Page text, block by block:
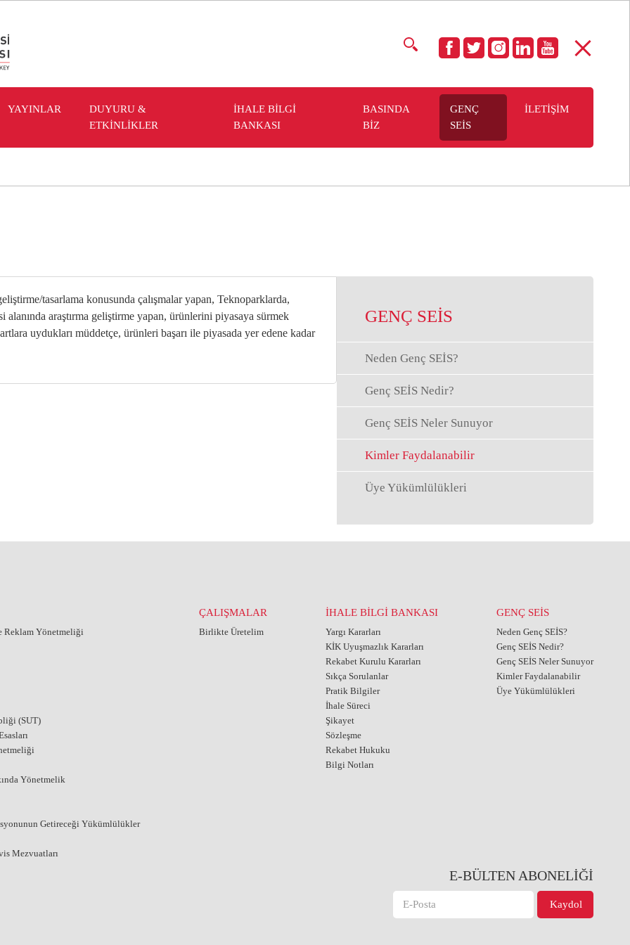
YAYINLAR
DUYURU &
ETKİNLİKLER
İHALE BİLGİ
BANKASI
BASINDA
BİZ
GENÇ
SEİS
İLETİŞİM
tasarlama konusunda çalışmalar yapan, Teknoparklarda,
araştırma geliştirme yapan, ürünlerini piyasaya sürmek
uydukları müddetçe, ürünleri başarı ile piyasada yer edene kadar
GENÇ SEİS
Neden Genç SEİS?
Genç SEİS Nedir?
Genç SEİS Neler Sunuyor
Kimler Faydalanabilir
Üye Yükümlülükleri
Reklam Yönetmeliği
(SUT)
Yönetmelik
Getireceği Yükümlülükler
Mezvuatları
ÇALIŞMALAR
Birlikte Üretelim
İHALE BİLGİ BANKASI
Yargı Kararları
KİK Uyuşmazlık Kararları
Rekabet Kurulu Kararları
Sıkça Sorulanlar
Pratik Bilgiler
İhale Süreci
Şikayet
Sözleşme
Rekabet Hukuku
Bilgi Notları
GENÇ SEİS
Neden Genç SEİS?
Genç SEİS Nedir?
Genç SEİS Neler Sunuyor
Kimler Faydalanabilir
Üye Yükümlülükleri
E-BÜLTEN ABONELİĞİ